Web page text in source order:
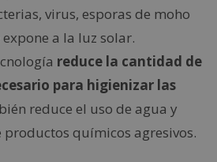
virus, esporas de moho
a la luz solar.
reduce la cantidad de
para higienizar las
reduce el uso de agua y
químicos agresivos.